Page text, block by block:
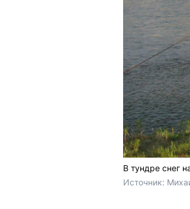
В тундре снег
Источник: